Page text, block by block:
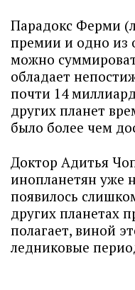
Парадокс Ферми
премии и одно из
можно
обладает
почти 14
других планет
было более чем
Доктор Адитья
инопланетян уже
появилось
других планетах
полагает, виной
ледниковые